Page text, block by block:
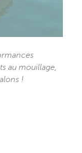
au mouillage,
!